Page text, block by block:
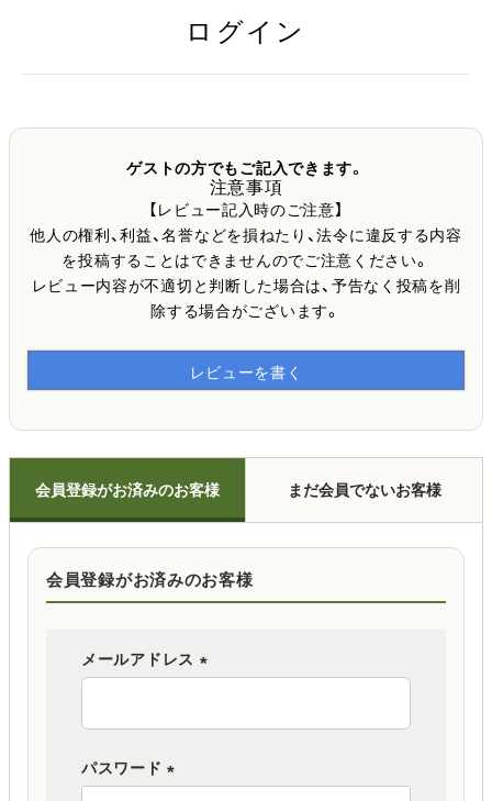
ログイン
ゲストの方でもご記入できます。
注意事項
【レビュー記入時のご注意】
他人の権利、利益、名誉などを損ねたり、法令に違反する内容
を投稿することはできませんのでご注意ください。
レビュー内容が不適切と判断した場合は、予告なく投稿を削
除する場合がございます。
レビューを書く
会員登録がお済みのお客様 まだ会員でないお客様
会員登録がお済みのお客様
メールアドレス
パスワード